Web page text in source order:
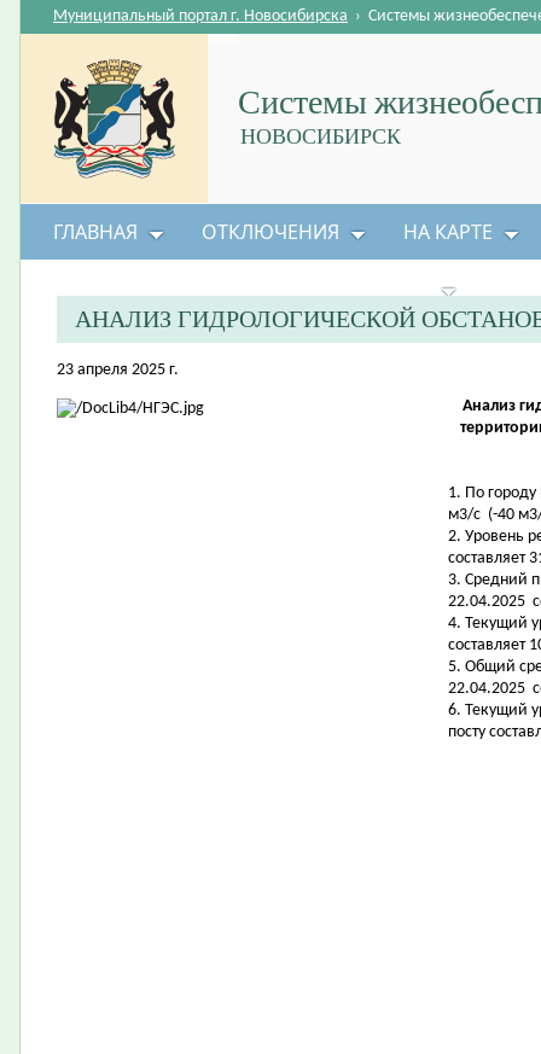
Системы
НОВОСИБИРСК
Муниципальный портал г. Новосибирска › Системы
ГЛАВНАЯ ОТКЛЮЧЕНИЯ НА КАРТЕ
АНАЛИЗ ГИДРОЛОГИЧЕСКОЙ
23 апреля 2025 г.
Анализ
1. По
м3/с (-40
2. Уровень
составляет
3. Средний
22.04.2025
4. Текущий
составляет
5. Общий
22.04.2025
6. Текущий
посту